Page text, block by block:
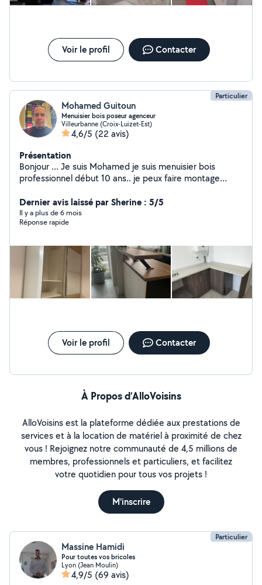
Voir le profil Contacter
Particulier
Mohamed Guitoun
Menuisier bois poseur agenceur
Villeurbanne (Croix-Luizet-Est)
4,6/5 (22 avis)
Présentation
Bonjour ... Je suis Mohamed je suis menuisier bois
professionnel début 10 ans.. je peux faire montage
Dernier avis laissé par Sherine : 5/5
Il y a plus de 6 mois
Réponse rapide
Voir le profil Contacter
À Propos d’AlloVoisins
AlloVoisins est la plateforme dédiée aux prestations de
services et à la location de matériel à proximité de chez
vous ! Rejoignez notre communauté de 4,5 millions de
membres, professionnels et particuliers, et facilitez
votre quotidien pour tous vos projets !
M'inscrire
Particulier
Massine Hamidi
Pour toutes vos bricoles
Lyon (Jean Moulin)
4,9/5 (69 avis)